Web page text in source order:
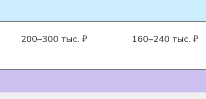
200–300 тыс. ₽ 160–240 тыс. ₽